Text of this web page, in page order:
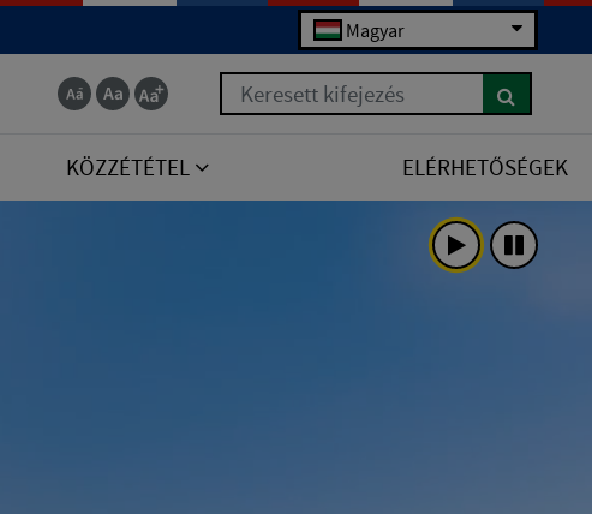
Magyar
Keresett kifejezés
KÖZZÉTÉTEL ELÉRHETŐSÉGEK